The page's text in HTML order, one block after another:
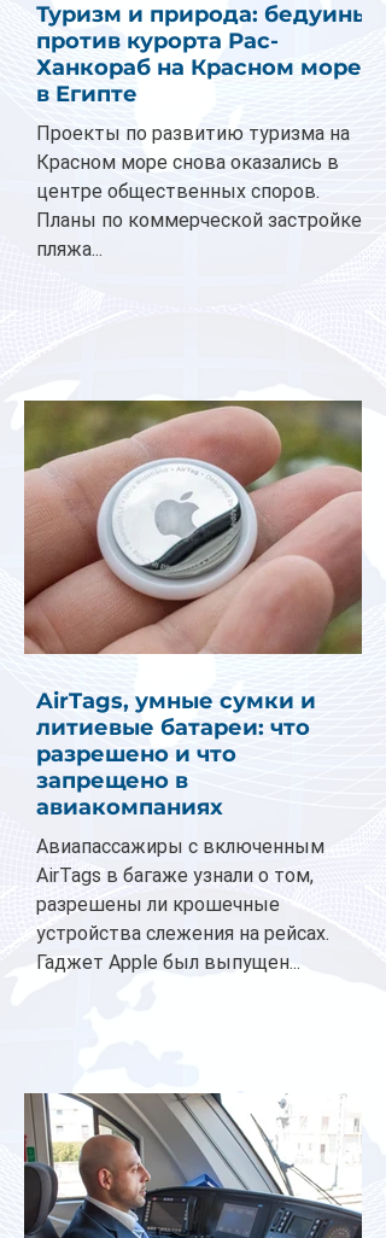
Туризм и природа: бедуины
против курорта Рас-
Ханкораб на Красном море
в Египте
Проекты по развитию туризма на
Красном море снова оказались в
центре общественных споров.
Планы по коммерческой застройке
пляжа...
AirTags, умные сумки и
литиевые батареи: что
разрешено и что
запрещено в
авиакомпаниях
Авиапассажиры с включенным
AirTags в багаже узнали о том,
разрешены ли крошечные
устройства слежения на рейсах.
Гаджет Apple был выпущен...